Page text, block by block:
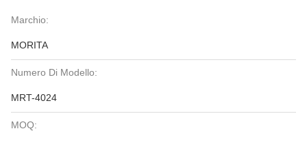
Marchio:
MORITA
Numero Di Modello:
MRT-4024
MOQ: